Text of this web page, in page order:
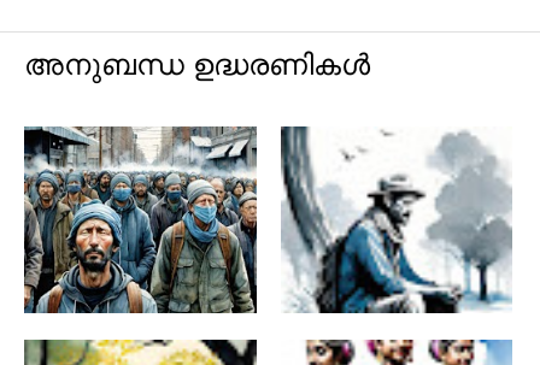
അനുബന്ധ ഉദ്ധരണികൾ